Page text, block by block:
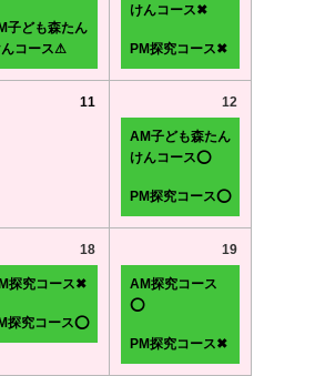
子ども森たん
コース⚠
けんコース✖
PM探究コース✖
11 12
AM子ども森たん
けんコース⭕
PM探究コース⭕
18
探究コース✖
探究コース⭕
19
AM探究コース
⭕
PM探究コース✖